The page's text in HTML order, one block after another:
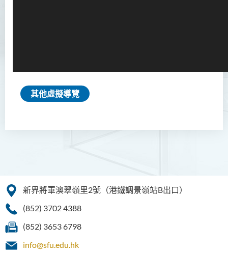
其他虛擬導覽
新界將軍澳翠嶺里2號（港鐵調景嶺站B出口）
(852) 3702 4388
(852) 3653 6798
info@sfu.edu.hk